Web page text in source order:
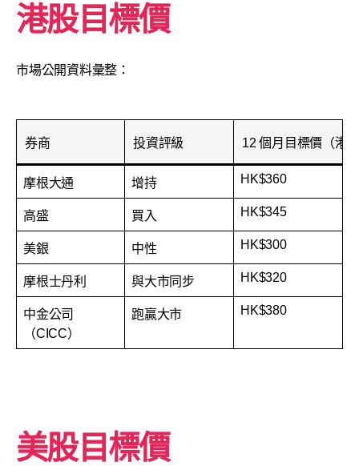
港股目標價
市場公開資料彙整：
券商 投資評級 12 個月目標價（港
摩根大通 增持 HK$360
高盛 買入 HK$345
美銀 中性 HK$300
摩根士丹利 與大市同步 HK$320
中金公司
（CICC）
跑贏大市 HK$380
美股目標價